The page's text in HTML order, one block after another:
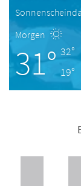
Morgen
31° 32°
19°